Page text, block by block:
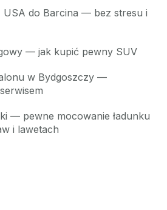
USA do Barcina — bez stresu i
— jak kupić pewny SUV
w Bydgoszczy —
— pewne mocowanie ładunku
i lawetach